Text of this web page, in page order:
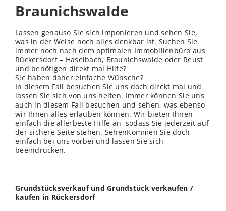
Braunichswalde
Lassen genauso Sie sich imponieren und sehen Sie,
was in der Weise noch alles denkbar ist. Suchen Sie
immer noch nach dem optimalen Immobilienbüro aus
Rückersdorf – Haselbach, Braunichswalde oder Reust
und benötigen direkt mal Hilfe?
Sie haben daher einfache Wünsche?
In diesem Fall besuchen Sie uns doch direkt mal und
lassen Sie sich von uns helfen. Immer können Sie uns
auch in diesem Fall besuchen und sehen, was ebenso
wir Ihnen alles erlauben können. Wir bieten Ihnen
einfach die allerbeste Hilfe an, sodass Sie jederzeit auf
der sichere Seite stehen. SehenKommen Sie doch
einfach bei uns vorbei und lassen Sie sich
beeindrucken.
Grundstücksverkauf und Grundstück verkaufen /
kaufen in Rückersdorf